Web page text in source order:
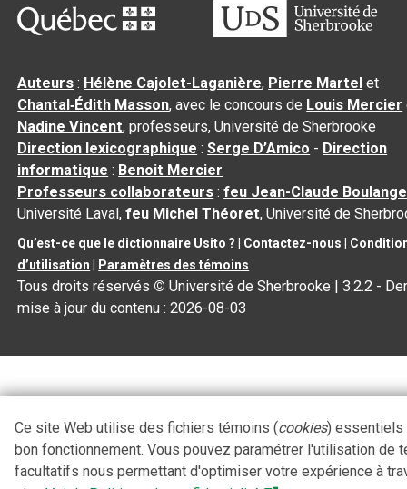
Auteurs : Hélène Cajolet-Laganière, Pierre Martel et
Chantal‑Édith Masson, avec le concours de Louis Mercier
Nadine Vincent, professeurs, Université de Sherbrooke
Direction lexicographique :Serge D’Amico - Direction
informatique : Benoit Mercier
Professeurs collaborateurs :feu Jean-Claude
Université Laval,feu Michel Théoret, Université de
Qu’est-ce que le dictionnaire Usito ? Contactez-nous
d’utilisation
Paramètres des témoins
Tous droits réservés © Université de Sherbrooke |3.2.2 -
mise à jour du contenu :2026-08-03
Ce site Web utilise des fichiers témoins (cookies) essentiels
bon fonctionnement. Vous pouvez paramétrer l'utilisation de
facultatifs nous permettant d'optimiser votre expérience à